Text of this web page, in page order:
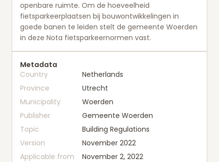
openbare ruimte. Om de hoeveelheid
fietsparkeerplaatsen bij bouwontwikkelingen in
goede banen te leiden stelt de gemeente Woerden
in deze Nota fietsparkeernormen vast.
Metadata
Country
Netherlands
Province
Utrecht
Municipality
Woerden
Publisher
Gemeente Woerden
Topic
Building Regulations
Version
November 2022
Applicable from
November 2, 2022